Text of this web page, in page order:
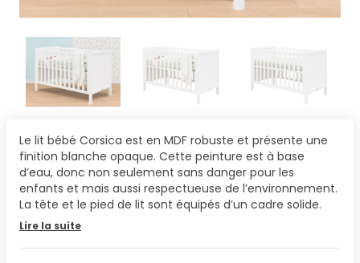
Le lit bébé Corsica est en MDF robuste et présente une
finition blanche opaque. Cette peinture est à base
d’eau, donc non seulement sans danger pour les
enfants et mais aussi respectueuse de l’environnement.
La tête et le pied de lit sont équipés d’un cadre solide.
Lire la suite